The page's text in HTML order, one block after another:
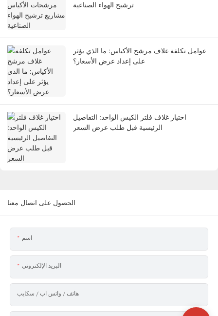
ترشيح الهواء الصناعية
عوامل تكلفة غلاف مرشح الأكياس: ما الذي يؤثر
على إعداد عرض الأسعار؟
اختيار غلاف فلتر الكيس الواحد: التفاصيل
الرئيسية قبل طلب عرض السعر
الحصول على اتصال معنا
اسم
البريد الإلكتروني
هاتف / واتس اب / سكايب